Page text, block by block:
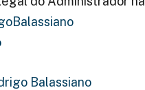
Balassiano